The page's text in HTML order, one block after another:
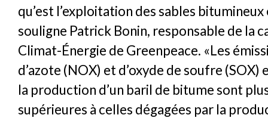
qu’est l’exploitation des sables bitumineux
souligne Patrick Bonin, responsable de la
Climat-Énergie de Greenpeace. «Les
d’azote (NOX) et d’oxyde de soufre (SOX)
la production d’un baril de bitume sont
supérieures à celles dégagées par la